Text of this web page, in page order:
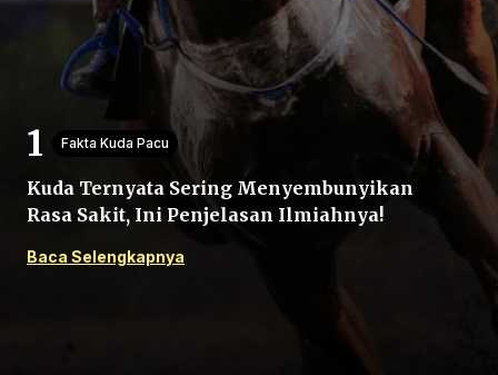
Beranda
Bagikan
Selanjutnya
Fakta Kuda Pacu
Kuda Ternyata Sering Menyembunyikan
Rasa Sakit, Ini Penjelasan Ilmiahnya!
Baca Selengkapnya